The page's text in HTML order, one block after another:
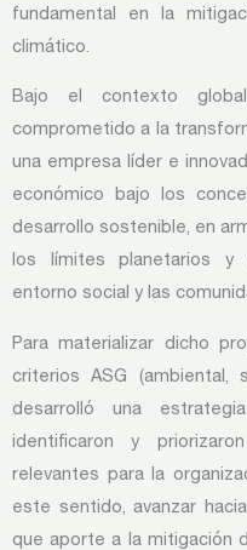
fundamental en la
climático.
Bajo el contexto
comprometido a la
una empresa líder e
económico bajo los
desarrollo sostenible, en
los límites planetarios y
entorno social y las
Para materializar dicho
criterios ASG (ambiental,
desarrolló una
identificaron y
relevantes para la
este sentido, avanzar
que aporte a la mitigación